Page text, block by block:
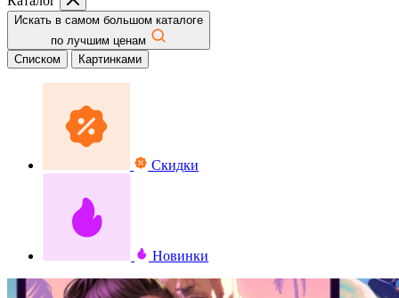
Искать в самом большом каталоге
по лучшим ценам
Списком
Картинками
Скидки
Новинки